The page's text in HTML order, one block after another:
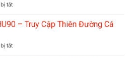
Siêu
Cá
1
tắtở
Ký
3
– Truy Cập Thiên Đường Cá
tắtở